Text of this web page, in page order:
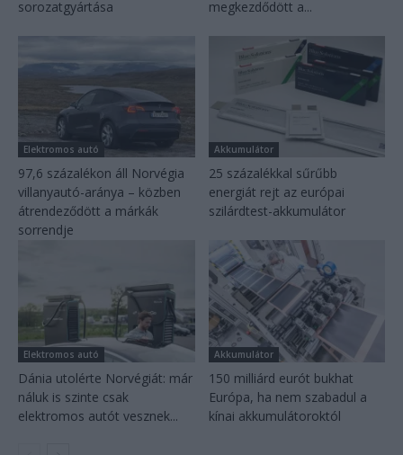
sorozatgyártása
megkezdődött a...
Elektromos autó
97,6 százalékon áll Norvégia
villanyautó-aránya – közben
átrendeződött a márkák
sorrendje
Akkumulátor
25 százalékkal sűrűbb
energiát rejt az európai
szilárdtest-akkumulátor
Elektromos autó
Dánia utolérte Norvégiát: már
náluk is szinte csak
elektromos autót vesznek...
Akkumulátor
150 milliárd eurót bukhat
Európa, ha nem szabadul a
kínai akkumulátoroktól